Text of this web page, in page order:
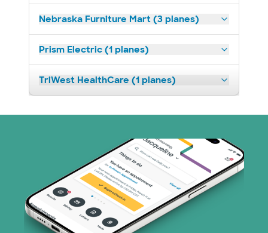
Nebraska Furniture Mart (3 planes)
Prism Electric (1 planes)
TriWest HealthCare (1 planes)